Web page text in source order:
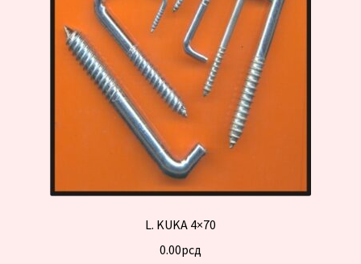
L. KUKA 4×70
0.00рсд